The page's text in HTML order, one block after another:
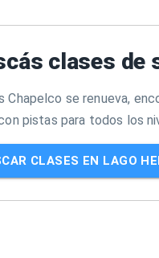
clases de
Chapelco se renueva,
pistas para todos los
CLASES EN LAGO